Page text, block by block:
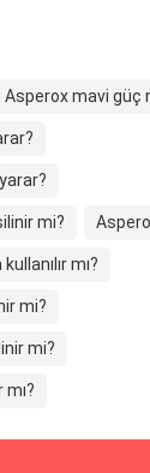
Asperox mavi güç
mi?
mı?
mi?
mi?